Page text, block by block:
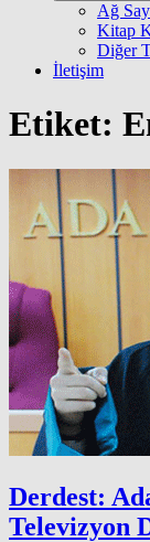
Ağ
Kitap
Diğer
İletişim
Etiket:
Derdest:
Televizyon